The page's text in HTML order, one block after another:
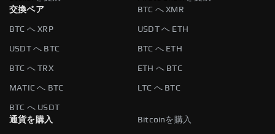
交換ペア
BTC へ XMR
BTC へ XRP USDT へ ETH
USDT へ BTC BTC へ ETH
BTC へ TRX ETH へ BTC
MATIC へ BTC LTC へ BTC
BTC へ USDT
通貨を購入
Bitcoinを購入